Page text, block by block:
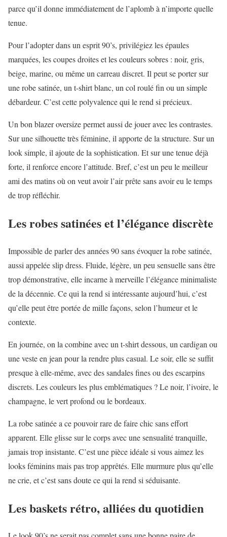
parce qu’il donne immédiatement de l’aplomb à n’importe quelle
tenue.
Pour l’adopter dans un esprit 90’s, privilégiez les épaules
marquées, les coupes droites et les couleurs sobres : noir, gris,
beige, marine, ou même un carreau discret. Il peut se porter sur
une robe satinée, un t-shirt blanc, un col roulé fin ou un simple
débardeur. C’est cette polyvalence qui le rend si précieux.
Un bon blazer oversize permet aussi de jouer avec les contrastes.
Sur une silhouette très féminine, il apporte de la structure. Sur un
look simple, il ajoute de la sophistication. Et sur une tenue déjà
forte, il renforce encore l’attitude. Bref, c’est un peu le meilleur
ami des matins où on veut avoir l’air prête sans avoir eu le temps
de trop réfléchir.
Les robes satinées et l’élégance discrète
Impossible de parler des années 90 sans évoquer la robe satinée,
aussi appelée slip dress. Fluide, légère, un peu sensuelle sans être
trop démonstrative, elle incarne à merveille l’élégance minimaliste
de la décennie. Ce qui la rend si intéressante aujourd’hui, c’est
qu’elle peut être portée de mille façons, selon l’humeur et le
contexte.
En journée, on la combine avec un t-shirt dessous, un cardigan ou
une veste en jean pour la rendre plus casual. Le soir, elle se suffit
presque à elle-même, avec des sandales fines ou des escarpins
discrets. Les couleurs les plus emblématiques ? Le noir, l’ivoire, le
champagne, le vert profond ou le bordeaux.
La robe satinée a ce pouvoir rare de faire chic sans effort
apparent. Elle glisse sur le corps avec une sensualité tranquille,
jamais trop insistante. C’est une pièce idéale si vous aimez les
looks féminins mais pas trop apprêtés. Elle murmure plus qu’elle
ne crie, et c’est sans doute ce qui la rend si séduisante.
Les baskets rétro, alliées du quotidien